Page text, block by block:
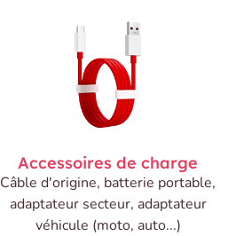
Accessoires de charge
Câble d'origine, batterie portable,
adaptateur secteur, adaptateur
véhicule (moto, auto...)